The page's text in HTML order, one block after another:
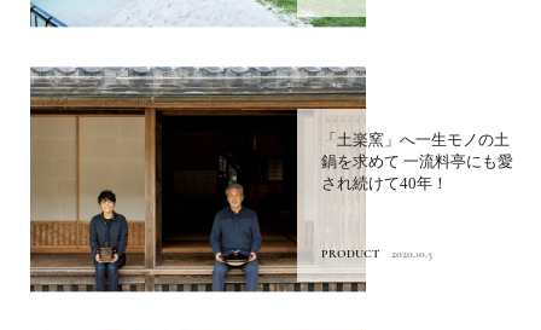
「土楽窯」へ一生モノの土
鍋を求めて 一流料亭にも愛
され続けて40年！
PRODUCT 2020.10.5